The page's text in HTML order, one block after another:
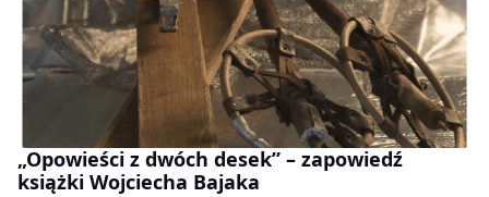
„Opowieści z dwóch desek” – zapowiedź
książki Wojciecha Bajaka